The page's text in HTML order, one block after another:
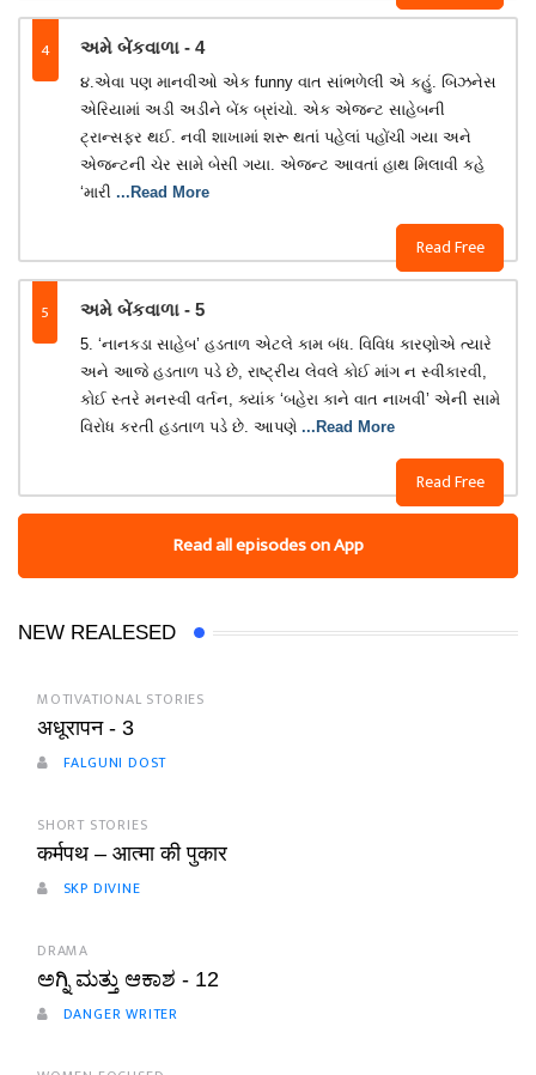
4 અમે બેંકવાળા - 4
Read Free
૪.એવા પણ માનવીઓ એક funny વાત સાંભળેલી એ કહું. બિઝનેસ
એરિયામાં અડી અડીને બેંક બ્રાંચો. એક એજન્ટ સાહેબની
ટ્રાન્સફર થઈ. નવી શાખામાં શરૂ થતાં પહેલાં પહોંચી ગયા અને
એજન્ટની ચેર સામે બેસી ગયા. એજન્ટ આવતાં હાથ મિલાવી કહે
‘મારી ...Read More
5 અમે બેંકવાળા - 5
Read Free
5. ‘નાનકડા સાહેબ’ હડતાળ એટલે કામ બંધ. વિવિધ કારણોએ ત્યારે
અને આજે હડતાળ પડે છે, રાષ્ટ્રીય લેવલે કોઈ માંગ ન સ્વીકારવી,
કોઈ સ્તરે મનસ્વી વર્તન, ક્યાંક ‘બહેરા કાને વાત નાખવી’ એની સામે
વિરોધ કરતી હડતાળ પડે છે. આપણે ...Read More
Read all episodes on App
NEW REALESED
MOTIVATIONAL STORIES
अधूरापन - 3
FALGUNI DOST
SHORT STORIES
कर्मपथ – आत्मा की पुकार
SKP DIVINE
DRAMA
ಅಗ್ನಿ ಮತ್ತು ಆಕಾಶ - 12
DANGER WRITER